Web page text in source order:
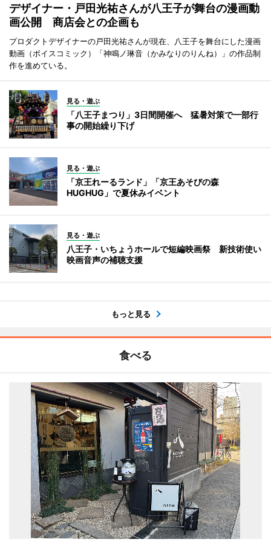
デザイナー・戸田光祐さんが八王子が舞台の漫画動
画公開 商店会との企画も
プロダクトデザイナーの戸田光祐さんが現在、八王子を舞台にした漫画
動画（ボイスコミック）「神鳴ノ琳音（かみなりのりんね）」の作品制
作を進めている。
見る・遊ぶ
「八王子まつり」3日間開催へ 猛暑対策で一部行
事の開始繰り下げ
見る・遊ぶ
「京王れーるランド」「京王あそびの森
HUGHUG」で夏休みイベント
見る・遊ぶ
八王子・いちょうホールで短編映画祭 新技術使い
映画音声の補聴支援
もっと見る
食べる